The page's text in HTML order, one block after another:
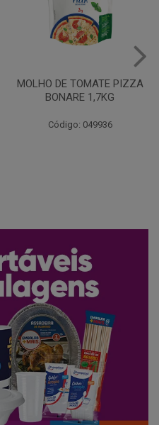
MARGARINA USO
PROFISSIONAL 80% CUKIN
Código: 062469